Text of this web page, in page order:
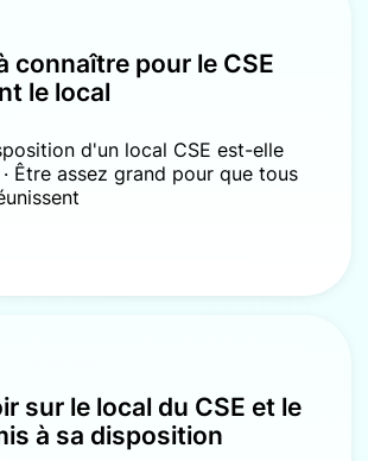
connaître pour le CSE
le local
d'un local CSE est-elle
Être assez grand pour que tous
sur le local du CSE et le
à sa disposition